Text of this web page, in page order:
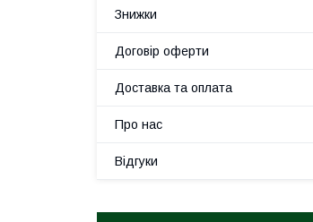
Знижки
Договір оферти
Доставка та оплата
Про нас
Відгуки